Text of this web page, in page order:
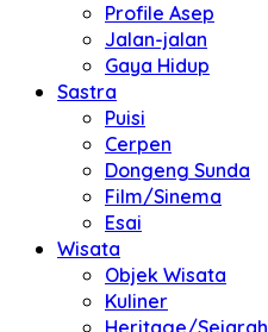
Profile Asep
Jalan-jalan
Gaya Hidup
Sastra
Puisi
Cerpen
Dongeng Sunda
Film/Sinema
Esai
Wisata
Objek Wisata
Kuliner
Heritage/Sejarah